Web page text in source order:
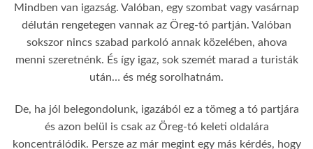
Mindben van igazság. Valóban, egy szombat vagy vasárnap
délután rengetegen vannak az Öreg-tó partján. Valóban
sokszor nincs szabad parkoló annak közelében, ahova
menni szeretnénk. És így igaz, sok szemét marad a turisták
után… és még sorolhatnám.
De, ha jól belegondolunk, igazából ez a tömeg a tó partjára
és azon belül is csak az Öreg-tó keleti oldalára
koncentrálódik. Persze az már megint egy más kérdés, hogy